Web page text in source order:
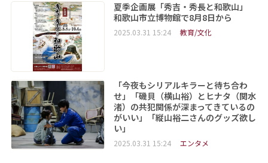
夏季企画展「秀吉・秀長と和歌山」
和歌山市立博物館で8月8日から
2025.03.31 15:24 教育/文化
「今夜もシリアルキラーと待ち合わ
せ」「磯貝（横山裕）とヒナタ（関水
渚）の共犯関係が深まってきているの
がいい」「縦山裕二さんのグッズ欲し
い」
2025.03.31 15:24 エンタメ